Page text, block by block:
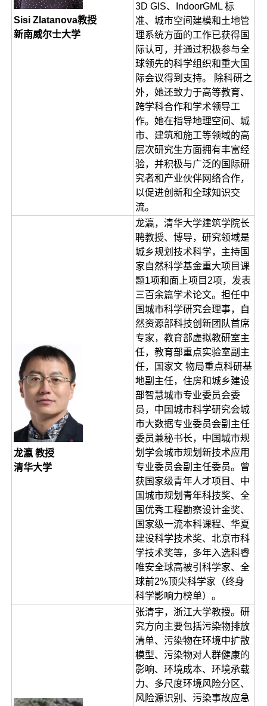
Sisi Zlatanova教授
新南威尔士大学
3D GIS、IndoorGML 标
准、城市空间建模和土地管
理系统方面的工作已获得国
际认可，并通过积极参与全
球领先的科学组织和重大国
际会议得到支持。 除科研之
外，她还致力于高等教育、
跨学科合作和学术领导工
作。她在指导地理空间、城
市、建筑和施工等领域的高
层次研究生方面拥有丰富经
验，并积极与广泛的国际研
究者和产业伙伴网络合作，
以促进创新和全球知识交
流。
龙瀛 教授
清华大学
龙瀛，清华大学建筑学院长
聘教授、博导，研究领域是
城乡规划技术科学，主持国
家自然科学基金重大项目课
题1项和面上项目2项，发表
三百余篇学术论文。担任中
国城市科学研究会理事，自
然资源部科技创新团队首席
专家，教育部虚拟教研室主
任，教育部重点实验室副主
任，国家文 物局重点科研基
地副主任，住房和城乡建设
部智慧城市专业委员会委
员，中国城市科学研究会城
市大数据专业委员会副主任
委员兼秘书长，中国城市规
划学会城市规划新技术应用
专业委员会副主任委员。曾
获国家级青年人才项目、中
国城市规划青年科技奖、全
国优秀工程勘察设计金奖、
国家级一流本科课程、华夏
建设科学技术奖、北京市科
学技术奖等，多年入选科睿
唯安全球高被引科学家、全
球前2%顶尖科学家（终身
科学影响力榜单）。
张清宇，浙江大学教授。研
究方向主要包括污染物排放
清单、污染物在环境中扩散
模型、污染物对人群健康的
影响、环境成本、环境承载
力、多尺度环境风险分区、
风险源识别、污染事故应急